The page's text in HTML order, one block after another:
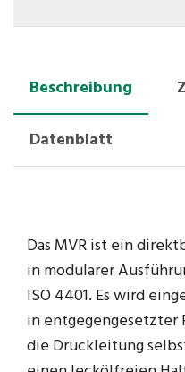
Beschreibung
Datenblatt
Das MVR ist ein
in modularer
ISO 4401. Es wird
in entgegengesetzter
die Druckleitung